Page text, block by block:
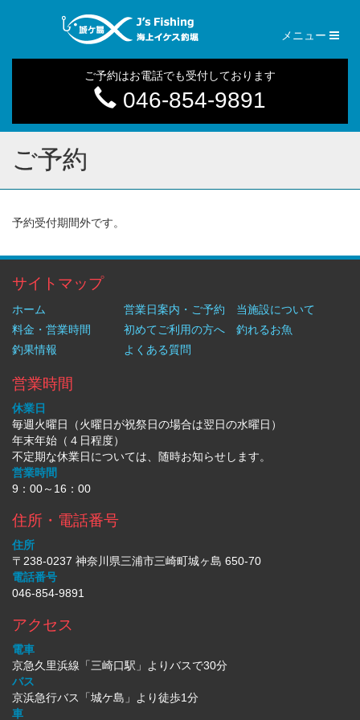
メニュー
ご予約はお電話でも受付しております
046-854-9891
ご予約
予約受付期間外です。
サイトマップ
ホーム 営業日案内・ご予約
当施設について
料金・営業時間
初めてご利用の方へ
釣れるお魚
釣果情報
よくある質問
営業時間
休業日
毎週火曜日（火曜日が祝祭日の場合は翌日の水曜日）
年末年始（４日程度）
不定期な休業日については、随時お知らせします。
営業時間
9：00～16：00
住所・電話番号
住所
〒238-0237 神奈川県三浦市三崎町城ヶ島 650-70
電話番号
046-854-9891
アクセス
電車
京急久里浜線「三崎口駅」よりバスで30分
バス
京浜急行バス「城ケ島」より徒歩1分
車